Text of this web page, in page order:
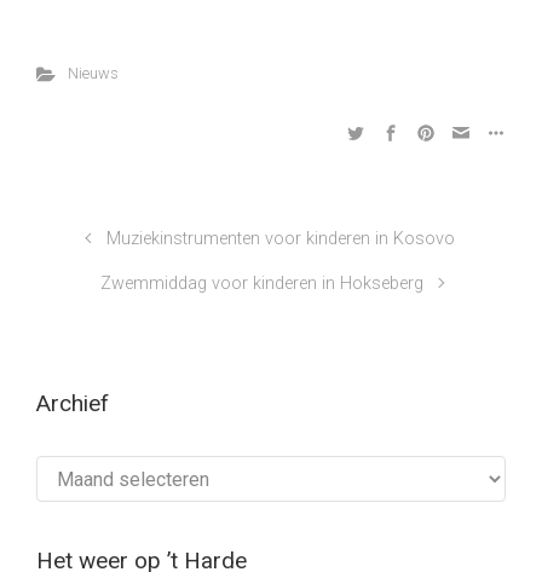
Nieuws
Muziekinstrumenten voor kinderen in Kosovo
Zwemmiddag voor kinderen in Hokseberg
Archief
Het weer op ’t Harde